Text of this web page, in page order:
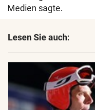
Medien sagte.
Lesen Sie auch: